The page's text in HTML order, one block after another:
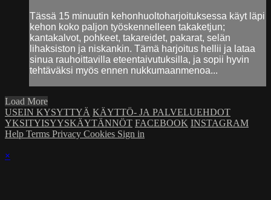
Tässä 15 minuutin kehonhuoltoharjoituksessa käyt läpi
kehon koko paljon työskennelleen takaketjun;
kantakalvot, pohkeet, takareidet, pakarat, selän
lihaksiston ja niskankin. Tämä harjoitus hellii ja lataa
sinua rauhoittavilla eteentaivutuksilla, ja sopii hyvin
tehtäväksi myös ennen nukkumaanmenoa...
Load More
USEIN KYSYTTYÄ KÄYTTÖ- JA PALVELUEHDOT
YKSITYISYYSKÄYTÄNNÖT FACEBOOK INSTAGRAM
Help Terms Privacy Cookies Sign in
×